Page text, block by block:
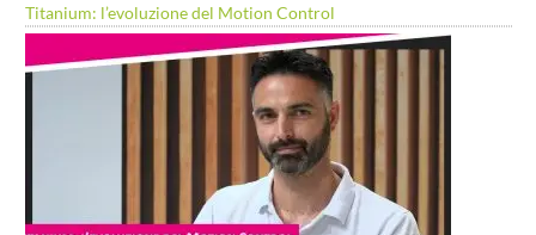
Titanium: l’evoluzione del Motion Control